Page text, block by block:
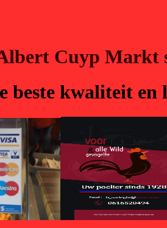
Cuyp Markt
beste kwaliteit en